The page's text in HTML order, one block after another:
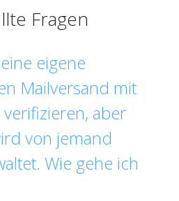
Fragen
eigene
Mailversand mit
aber
von jemand
Wie gehe ich